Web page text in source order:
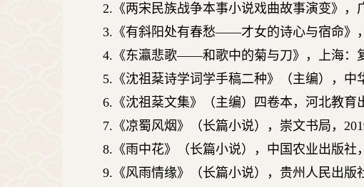
2. 《两宋民族战争本事小说戏曲故事演变》，
3. 《有斜阳处有春愁——才女的诗心与宿命》
4. 《东瀛悲歌——和歌中的菊与刀》，上海：
5. 《沈祖棻诗学词学手稿二种》（主编），中
6. 《沈祖棻文集》（主编）四卷本，河北教育
7. 《凉蜀风烟》（长篇小说），崇文书局，
8. 《雨中花》（长篇小说），中国农业出版社，
9. 《风雨情缘》（长篇小说），贵州人民出版